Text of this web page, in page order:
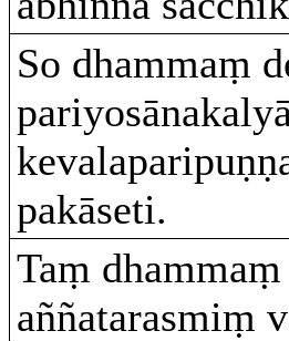
So dhammaṃ
pakāseti.
Taṃ
aññatarasmiṃ